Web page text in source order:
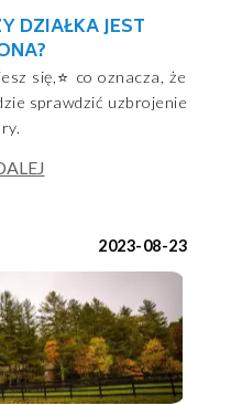
DZIAŁKA JEST
się,⭐ co oznacza, że
sprawdzić uzbrojenie
2023-08-23